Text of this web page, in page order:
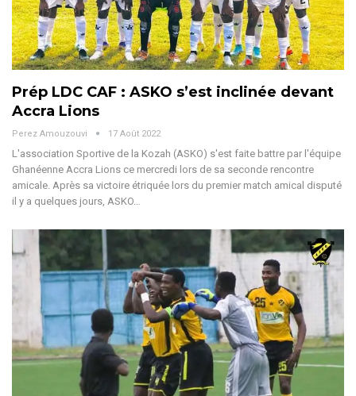
Prép LDC CAF : ASKO s’est inclinée devant
Accra Lions
Perez Amouzouvi 17 Août 2022
L'association Sportive de la Kozah (ASKO) s'est faite battre par l'équipe
Ghanéenne Accra Lions ce mercredi lors de sa seconde rencontre
amicale. Après sa victoire étriquée lors du premier match amical disputé
il y a quelques jours, ASKO…